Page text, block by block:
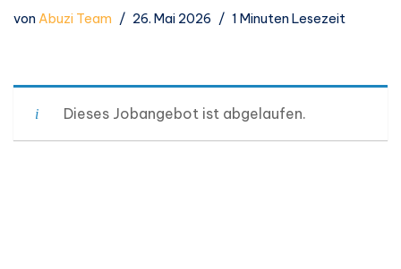
vonAbuzi Team 26. Mai 2026 1 Minuten Lesezeit
Dieses Jobangebot ist abgelaufen.